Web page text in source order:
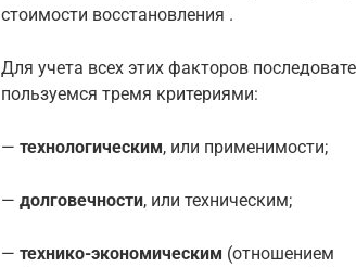
стоимости восстановления .
Для учета всех этих факторов
пользуемся тремя критериями:
— технологическим, или применимости;
— долговечности, или техническим;
— технико-экономическим (отношением